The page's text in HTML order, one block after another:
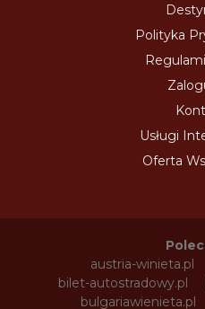
Polityka
Usługi
Oferta
austria-winieta.pl
bilet-autostradowy.pl
bulgariawienieta.pl